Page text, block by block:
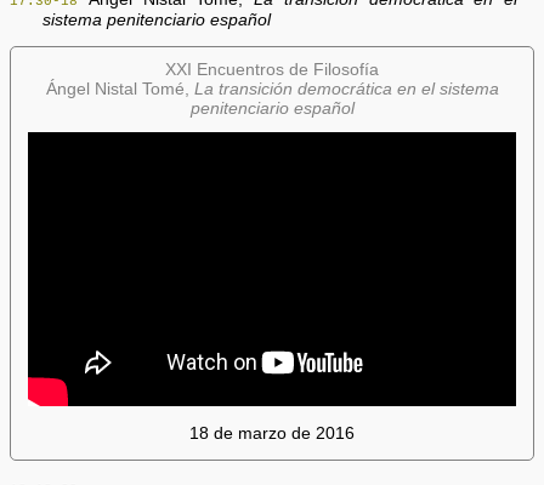
sistema penitenciario español
XXI Encuentros de Filosofía
Ángel Nistal Tomé, La transición democrática en el sistema
penitenciario español
18 de marzo de 2016